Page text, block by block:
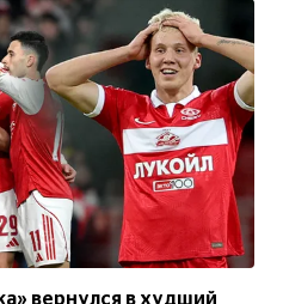
вернулся в худший